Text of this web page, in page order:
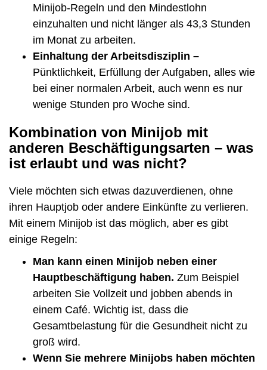
Minijob-Regeln und den Mindestlohn
einzuhalten und nicht länger als 43,3 Stunden
im Monat zu arbeiten.
Einhaltung der Arbeitsdisziplin –
Pünktlichkeit, Erfüllung der Aufgaben, alles wie
bei einer normalen Arbeit, auch wenn es nur
wenige Stunden pro Woche sind.
Kombination von Minijob mit
anderen Beschäftigungsarten – was
ist erlaubt und was nicht?
Viele möchten sich etwas dazuverdienen, ohne
ihren Hauptjob oder andere Einkünfte zu verlieren.
Mit einem Minijob ist das möglich, aber es gibt
einige Regeln:
Man kann einen Minijob neben einer
Hauptbeschäftigung haben. Zum Beispiel
arbeiten Sie Vollzeit und jobben abends in
einem Café. Wichtig ist, dass die
Gesamtbelastung für die Gesundheit nicht zu
groß wird.
Wenn Sie mehrere Minijobs haben möchten